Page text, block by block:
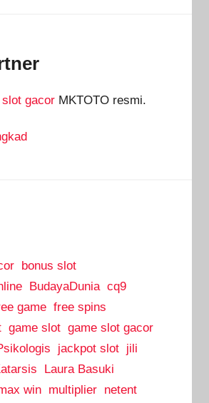
slot gacorMKTOTO resmi.
bonus slot
BudayaDunia cq9
game free spins
game slot game slot gacor
jackpot slot jili
Laura Basuki
win multiplier netent